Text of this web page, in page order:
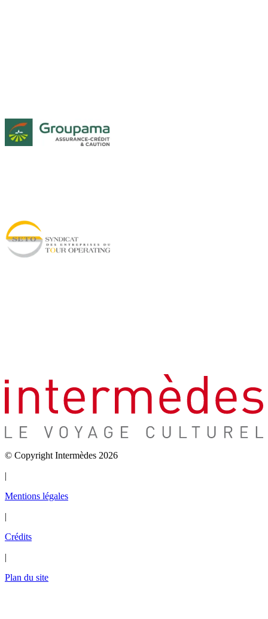
© Copyright Intermèdes 2026
|
Mentions légales
|
Crédits
|
Plan du site